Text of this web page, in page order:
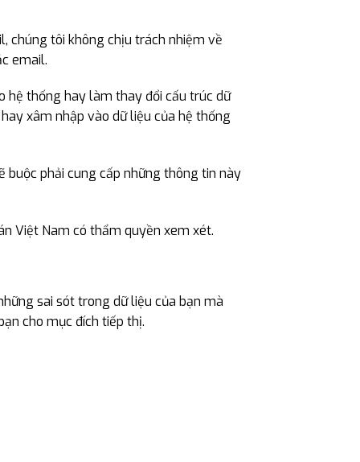
chúng tôi không chịu trách nhiệm về
email.
hệ thống hay làm thay đổi cấu trúc dữ
xâm nhập vào dữ liệu của hệ thống
buộc phải cung cấp những thông tin này
Việt Nam có thẩm quyền xem xét.
sai sót trong dữ liệu của bạn mà
cho mục đích tiếp thị.